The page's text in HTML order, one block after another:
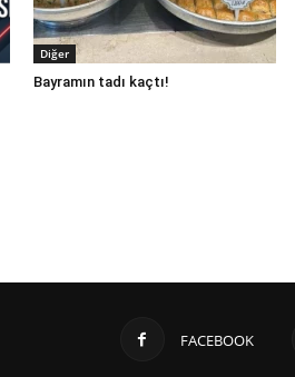
Diğer
Bayramın tadı kaçtı!
FACEBOOK